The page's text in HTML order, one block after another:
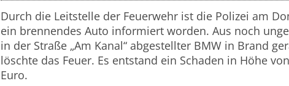
Durch die Leitstelle der Feuerwehr ist die Polizei am
ein brennendes Auto informiert worden. Aus noch
in der Straße „Am Kanal“ abgestellter BMW in Brand
löschte das Feuer. Es entstand ein Schaden in Höhe
Euro.